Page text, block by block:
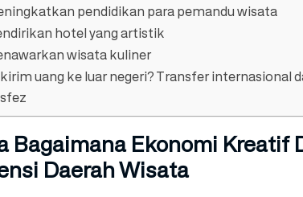
pendidikan para pemandu wisata
hotel yang artistik
wisata kuliner
uang ke luar negeri? Transfer internasional
Bagaimana Ekonomi Kreatif
Daerah Wisata